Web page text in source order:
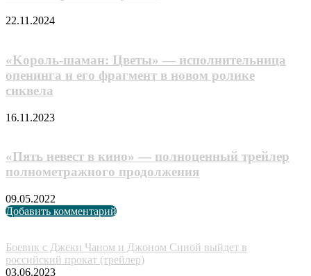
22.11.2024
«Kopoль-шаман: Цвeты» — исполнительница
опенинга и его фрагмент в новом ролике
cиквeлa
16.11.2023
«Пять невест в кино» — полноценный трейлер
полнометражного продолжения
09.05.2022
Добавить комментарий
Боевик с Джеки Чаном и Джоном Синой выйдет в
российский прокат (трейлер)
03.06.2023